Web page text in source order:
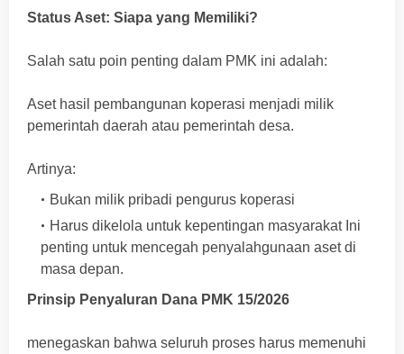
Status Aset: Siapa yang Memiliki?
Salah satu poin penting dalam PMK ini adalah:
Aset hasil pembangunan koperasi menjadi milik
pemerintah daerah atau pemerintah desa.
Artinya:
Bukan milik pribadi pengurus koperasi
Harus dikelola untuk kepentingan masyarakat Ini
penting untuk mencegah penyalahgunaan aset di
masa depan.
Prinsip Penyaluran Dana PMK 15/2026
menegaskan bahwa seluruh proses harus memenuhi